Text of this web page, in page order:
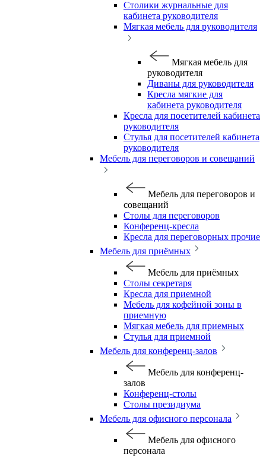
Столики журнальные для
кабинета руководителя
Мягкая мебель для руководителя
Мягкая мебель для
руководителя
Диваны для руководителя
Кресла мягкие для
кабинета руководителя
Кресла для посетителей кабинета
руководителя
Стулья для посетителей кабинета
руководителя
Мебель для переговоров и совещаний
Мебель для переговоров и
совещаний
Столы для переговоров
Конференц-кресла
Кресла для переговорных прочие
Мебель для приёмных
Мебель для приёмных
Столы секретаря
Кресла для приемной
Мебель для кофейной зоны в
приемную
Мягкая мебель для приемных
Стулья для приемной
Мебель для конференц-залов
Мебель для конференц-
залов
Конференц-столы
Столы президиума
Мебель для офисного персонала
Мебель для офисного
персонала